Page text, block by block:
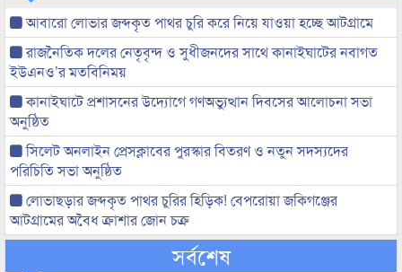
আবারো লোভার জব্দকৃত পাথর চুরি করে নিয়ে যাওয়া হচ্ছে আটগ্রামে
রাজনৈতিক দলের নেতৃবৃন্দ ও সুধীজনদের সাথে কানাইঘাটের নবাগত
ইউএনও’র মতবিনিময়
কানাইঘাটে প্রশাসনের উদ্যোগে গণঅভ্যুত্থান দিবসের আলোচনা সভা
অনুষ্ঠিত
সিলেট অনলাইন প্রেসক্লাবের পুরস্কার বিতরণ ও নতুন সদস্যদের
পরিচিতি সভা অনুষ্ঠিত
লোভাছড়ার জব্দকৃত পাথর চুরির হিড়িক! বেপরোয়া জকিগঞ্জের
আটগ্রামের অবৈধ ক্রাশার জোন চক্র
সর্বশেষ